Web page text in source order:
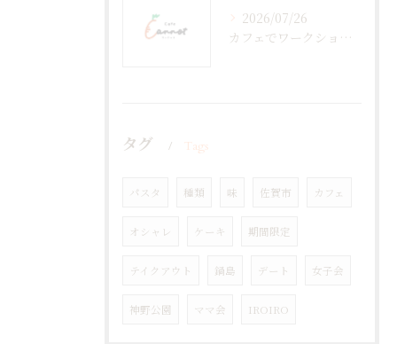
2026/07/26
カフェでワークショップを低コスト開催するための企画準備＆参加費設定の実践ポイント
タグ Tags
パスタ 種類 味 佐賀市 カフェ
オシャレ ケーキ 期間限定
テイクアウト 鍋島 デート 女子会
神野公園 ママ会 IROIRO